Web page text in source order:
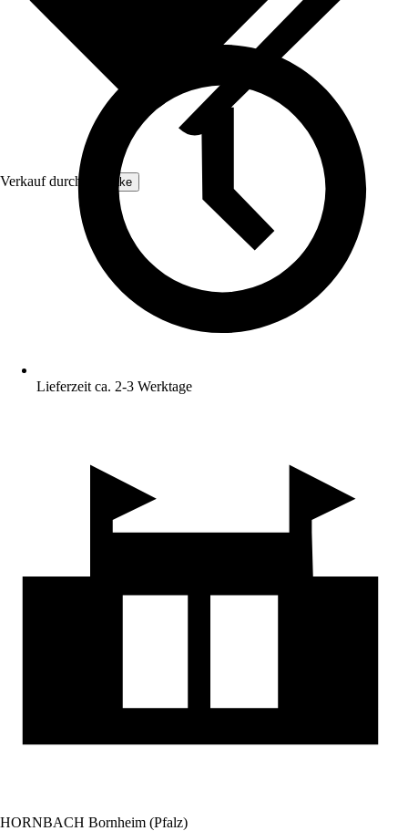
Verkauf durch: tectake
Lieferzeit ca. 2-3 Werktage
HORNBACH Bornheim (Pfalz)